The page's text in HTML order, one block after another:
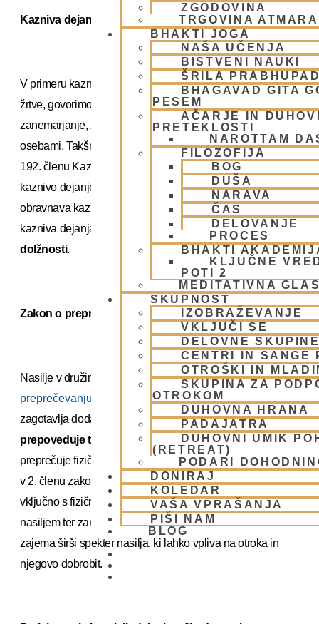
ZGODOVINA
TRGOVINA
BHAKTI JOGA
NAŠA UČENJA
BISTVENI NAUKI
ŠRILA
BHAGAVAD GITA
PESEM
AČARJE IN
PRETEKLOSTI
NAROTTAM
FILOZOFIJA
BOG
DUŠA
NARAVA
ČAS
DELOVANJE
PROCES
BHAKTI
KLJUČNE
POTI 2
MEDITATIVNA
SKUPNOST
IZOBRAŽEVANJE
VKLJUČI SE
DELOVNE
CENTRI IN SANGE
OTROŠKI IN
SKUPINA ZA
OTROKOM
DUHOVNA HRANA
PADAJATRA
DUHOVNI UMIK
(RETREAT)
PODARI
DONIRAJ
KOLEDAR
VAŠA VPRAŠANJA
PIŠI NAM
BLOG
Kazniva dejanja znotraj družine
V primeru kaznivih dejanj znotraj družine, kjer so otroci
žrtve, govorimo o
različnih oblikah nasilja
zanemarjanje, zloraba in surovo ravnanje z mladoletnimi
osebami. Takšna kazniva dejanja so opredeljena v 191. in
192. členu Kazenskega zakonika. 191. člen se nanaša na
kaznivo dejanje zanemarjanja otrok, medtem ko 192. člen
obravnava kazniva dejanja surovega ravnanja z otroki. Ta
kazniva dejanja so prav tako
preganjana po uradni
dolžnosti.
Zakon o preprečevanju nasilja v družini
Nasilje v družini je posebej opredeljeno tudi vZakonu o
preprečevanju nasilja v družini (ZPND). Ta zakon
zagotavlja dodatno varstvo otrok, saj v 3.a členu izrecno
prepoveduje telesno kaznovanje otrok, s čimer se
preprečuje fizično nasilje v družinskem okolju. Poleg tega
v 2. členu zakona natančno opredeli vrste nasilja v družini,
vključno s fizičnim, psihičnim, spolnim in ekonomskim
nasiljem ter zanemarjanjem in zalezovanjem. Zakon tako
zajema širši spekter nasilja, ki lahko vpliva na otroka in
njegovo dobrobit.